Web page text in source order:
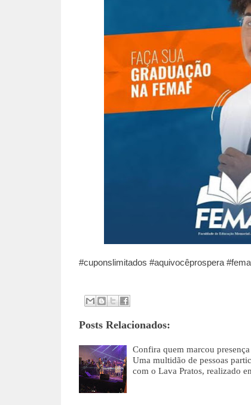
#cuponslimitados #aquivocêprospera
Posts Relacionados:
Confira quem marcou
Uma multidão de pessoas
com o Lava Pratos, realizado